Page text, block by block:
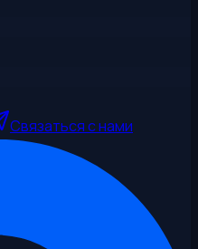
Связаться с нами